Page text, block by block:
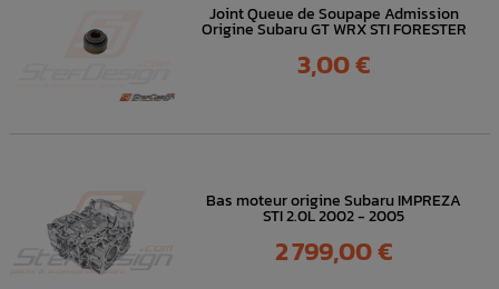
Joint Queue de Soupape Admission
Origine Subaru GT WRX STI FORESTER
Prix
3,00 €
Bas moteur origine Subaru IMPREZA
STI 2.0L 2002 - 2005
Prix
2 799,00 €